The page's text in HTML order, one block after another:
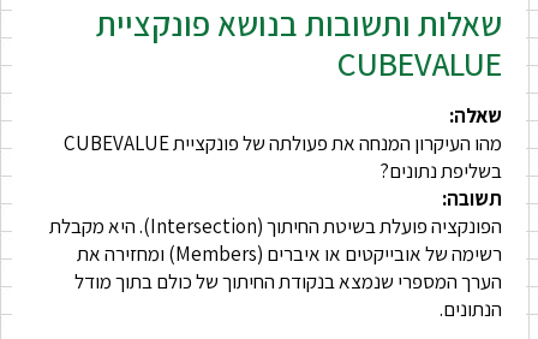
שאלות ותשובות בנושא פונקציית
CUBEVALUE
שאלה:
מהו העיקרון המנחה את פעולתה של פונקציית CUBEVALUE
בשליפת נתונים?
תשובה:
הפונקציה פועלת בשיטת החיתוך (Intersection). היא מקבלת
רשימה של אובייקטים או איברים (Members) ומחזירה את
הערך המספרי שנמצא בנקודת החיתוך של כולם בתוך מודל
הנתונים.